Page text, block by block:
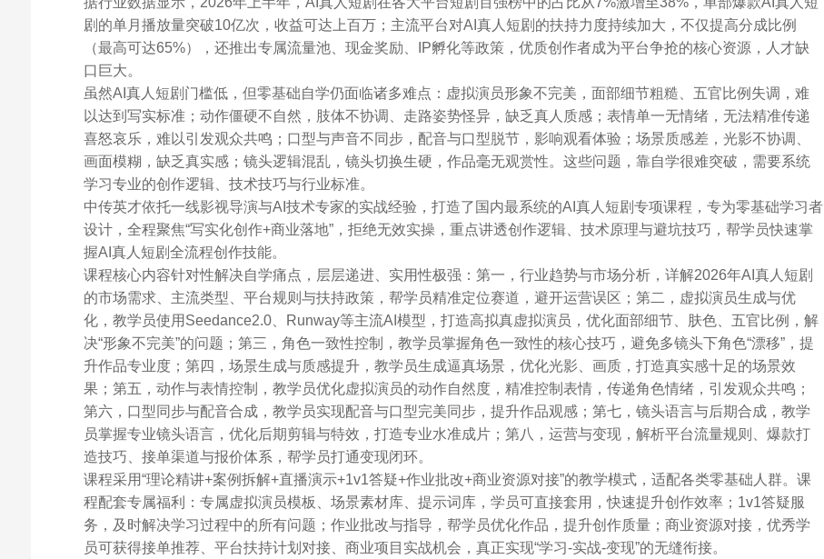
剧的单月播放量突破10亿次，收益可达上百万；主流平台对AI真人短剧的扶持力度持续加大，不仅提高分成比例
（最高可达65%），还推出专属流量池、现金奖励、IP孵化等政策，优质创作者成为平台争抢的核心资源，人才缺
口巨大。
虽然AI真人短剧门槛低，但零基础自学仍面临诸多难点：虚拟演员形象不完美，面部细节粗糙、五官比例失调，难
以达到写实标准；动作僵硬不自然，肢体不协调、走路姿势怪异，缺乏真人质感；表情单一无情绪，无法精准传递
喜怒哀乐，难以引发观众共鸣；口型与声音不同步，配音与口型脱节，影响观看体验；场景质感差，光影不协调、
画面模糊，缺乏真实感；镜头逻辑混乱，镜头切换生硬，作品毫无观赏性。这些问题，靠自学很难突破，需要系统
学习专业的创作逻辑、技术技巧与行业标准。
中传英才依托一线影视导演与AI技术专家的实战经验，打造了国内最系统的AI真人短剧专项课程，专为零基础学习者
设计，全程聚焦“写实化创作+商业落地”，拒绝无效实操，重点讲透创作逻辑、技术原理与避坑技巧，帮学员快速掌
握AI真人短剧全流程创作技能。
课程核心内容针对性解决自学痛点，层层递进、实用性极强：第一，行业趋势与市场分析，详解2026年AI真人短剧
的市场需求、主流类型、平台规则与扶持政策，帮学员精准定位赛道，避开运营误区；第二，虚拟演员生成与优
化，教学员使用Seedance2.0、Runway等主流AI模型，打造高拟真虚拟演员，优化面部细节、肤色、五官比例，解
决“形象不完美”的问题；第三，角色一致性控制，教学员掌握角色一致性的核心技巧，避免多镜头下角色“漂移”，提
升作品专业度；第四，场景生成与质感提升，教学员生成逼真场景，优化光影、画质，打造真实感十足的场景效
果；第五，动作与表情控制，教学员优化虚拟演员的动作自然度，精准控制表情，传递角色情绪，引发观众共鸣；
第六，口型同步与配音合成，教学员实现配音与口型完美同步，提升作品观感；第七，镜头语言与后期合成，教学
员掌握专业镜头语言，优化后期剪辑与特效，打造专业水准成片；第八，运营与变现，解析平台流量规则、爆款打
造技巧、接单渠道与报价体系，帮学员打通变现闭环。
课程采用“理论精讲+案例拆解+直播演示+1v1答疑+作业批改+商业资源对接”的教学模式，适配各类零基础人群。课
程配套专属福利：专属虚拟演员模板、场景素材库、提示词库，学员可直接套用，快速提升创作效率；1v1答疑服
务，及时解决学习过程中的所有问题；作业批改与指导，帮学员优化作品，提升创作质量；商业资源对接，优秀学
员可获得接单推荐、平台扶持计划对接、商业项目实战机会，真正实现“学习-实战-变现”的无缝衔接。